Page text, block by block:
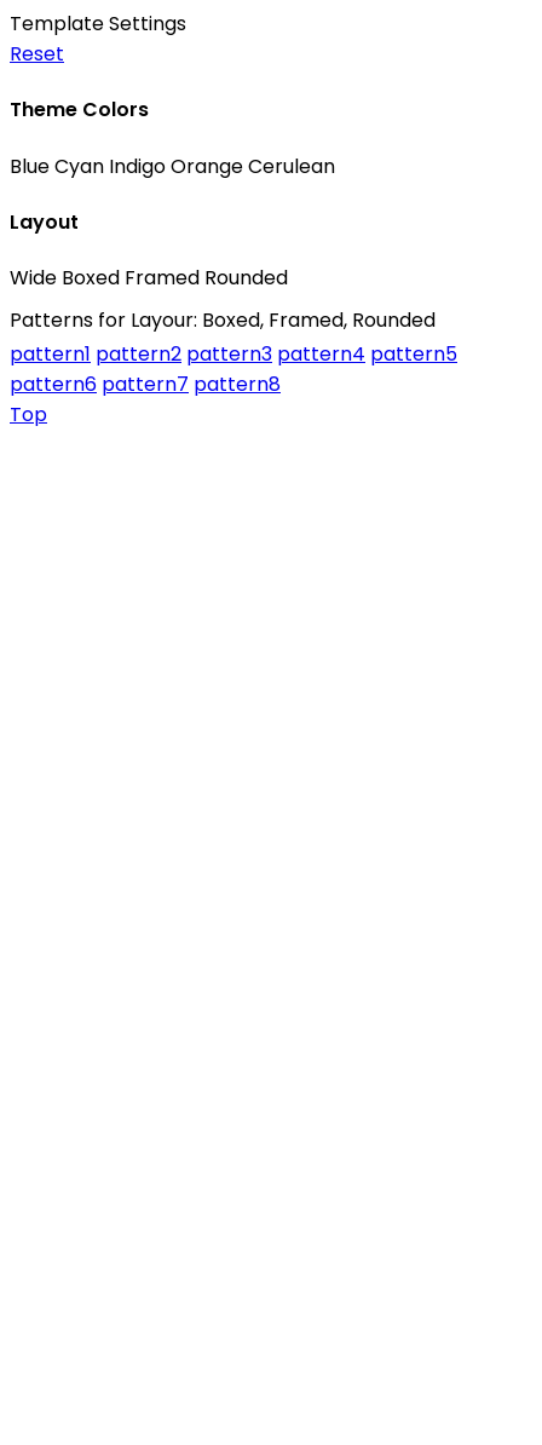
Template Settings
Reset
Theme Colors
BlueCyan IndigoOrangeCerulean
Layout
Wide Boxed Framed Rounded
Patterns for Layour: Boxed, Framed, Rounded
pattern1 pattern2 pattern3 pattern4 pattern5
pattern6 pattern7 pattern8
Top